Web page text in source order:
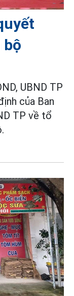
bộ
UBND TP
của Ban
TP về tổ